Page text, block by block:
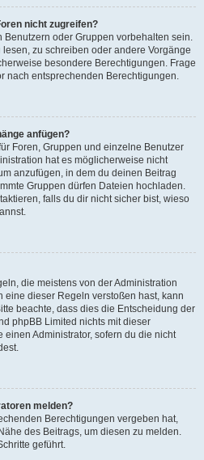
nicht zugreifen?
Benutzern oder Gruppen vorbehalten sein.
zu schreiben oder andere Vorgänge
besondere Berechtigungen. Frage
nach entsprechenden Berechtigungen.
anfügen?
Foren, Gruppen und einzelne Benutzer
hat es möglicherweise nicht
anzufügen, in dem du deinen Beitrag
Gruppen dürfen Dateien hochladen.
falls du dir nicht sicher bist, wieso
die meistens von der Administration
eine dieser Regeln verstoßen hast, kann
beachte, dass dies die Entscheidung der
phpBB Limited nichts mit dieser
einen Administrator, sofern du die nicht
melden?
Berechtigungen vergeben hat,
des Beitrags, um diesen zu melden.
geführt.